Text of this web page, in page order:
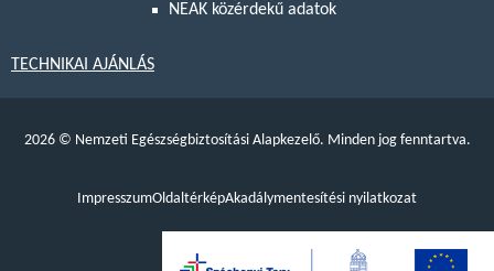
NEAK közérdekű adatok
TECHNIKAI AJÁNLÁS
2026 © Nemzeti Egészségbiztosítási Alapkezelő. Minden jog fenntartva.
ImpresszumOldaltérképAkadálymentesítési nyilatkozat